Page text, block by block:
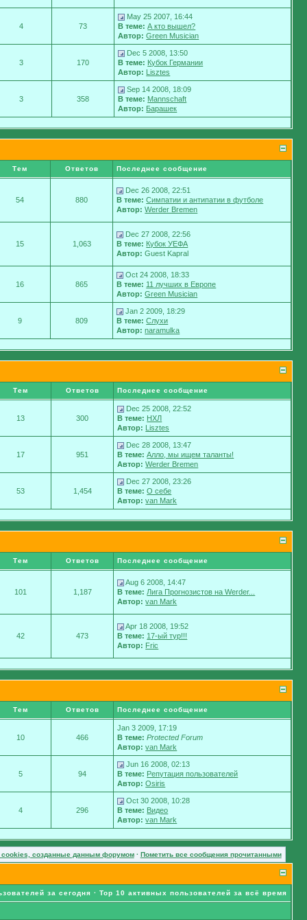
4 73
May 25 2007, 16:44
В теме: А кто вышел?
Автор: Green Musician
3 170
Dec 5 2008, 13:50
В теме: Кубок Германии
Автор: Lisztes
3 358
Sep 14 2008, 18:09
В теме: Mannschaft
Автор: Барашек
Тем Ответов Последнее сообщение
54 880
Dec 26 2008, 22:51
В теме: Симпатии и антипатии в футболе
Автор: Werder Bremen
15 1,063
Dec 27 2008, 22:56
В теме: Кубок УЕФА
Автор: Guest Kapral
16 865
Oct 24 2008, 18:33
В теме: 11 лучших в Европе
Автор: Green Musician
9 809
Jan 2 2009, 18:29
В теме: Слухи
Автор: naramulka
Тем Ответов Последнее сообщение
13 300
Dec 25 2008, 22:52
В теме: НХЛ
Автор: Lisztes
17 951
Dec 28 2008, 13:47
В теме: Алло, мы ищем таланты!
Автор: Werder Bremen
53 1,454
Dec 27 2008, 23:26
В теме: О себе
Автор: van Mark
Тем Ответов Последнее сообщение
101 1,187
Aug 6 2008, 14:47
В теме: Лига Прогнозистов на Werder...
Автор: van Mark
42 473
Apr 18 2008, 19:52
В теме: 17-ый тур!!!
Автор: Fric
Тем Ответов Последнее сообщение
10 466
Jan 3 2009, 17:19
В теме: Protected Forum
Автор: van Mark
5 94
Jun 16 2008, 02:13
В теме: Репутация пользователей
Автор: Osiris
4 296
Oct 30 2008, 10:28
В теме: Видео
Автор: van Mark
cookies, созданные данным форумом· Пометить все сообщения прочитанными
за сегодня ·Top 10 активных пользователей за всё время